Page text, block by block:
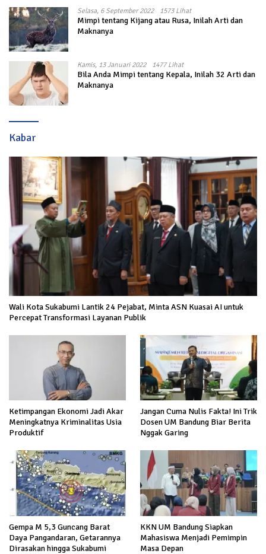
Selasa, 6 September 2022 1573 Lihat
Mimpi tentang Kijang atau Rusa, Inilah Arti dan
Maknanya
Kamis, 13 Januari 2022 1477 Lihat
Bila Anda Mimpi tentang Kepala, Inilah 32 Arti dan
Maknanya
Kabar
Wali Kota Sukabumi Lantik 24 Pejabat, Minta ASN Kuasai AI untuk
Percepat Transformasi Layanan Publik
Ketimpangan Ekonomi Jadi Akar
Meningkatnya Kriminalitas Usia
Produktif
Jangan Cuma Nulis Fakta! Ini Trik
Dosen UM Bandung Biar Berita
Nggak Garing
Gempa M 5,3 Guncang Barat
Daya Pangandaran, Getarannya
Dirasakan hingga Sukabumi
KKN UM Bandung Siapkan
Mahasiswa Menjadi Pemimpin
Masa Depan